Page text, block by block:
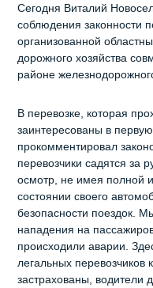
Сегодня Виталий
соблюдения законности
организованной
дорожного хозяйства
районе
В перевозке, которая
заинтересованы в
прокомментировал
перевозчики садятся за
осмотр, не имея полной
состоянии своего
безопасности поездок.
нападения на
происходили аварии.
легальных
застрахованы, водители